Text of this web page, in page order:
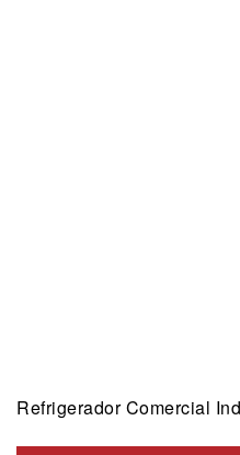
Refrigerador Comercial